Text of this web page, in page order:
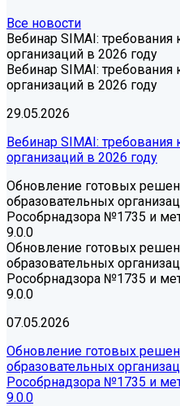
Все новости
Вебинар SIMAI: требования
организаций в 2026 году
Вебинар SIMAI: требования
организаций в 2026 году
29.05.2026
Вебинар SIMAI: требования
организаций в 2026 году
Обновление готовых
образовательных
Рособрнадзора №1735 и
9.0.0
Обновление готовых
образовательных
Рособрнадзора №1735 и
9.0.0
07.05.2026
Обновление готовых
образовательных
Рособрнадзора №1735 и
9.0.0